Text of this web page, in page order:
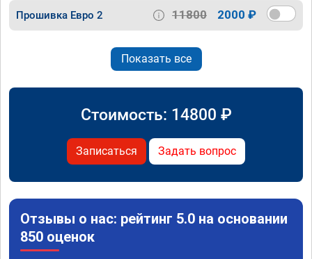
Прошивка Евро 2 11800 2000 ₽
Показать все
Стоимость: 14800 ₽
Записаться Задать вопрос
Отзывы о нас: рейтинг 5.0 на основании
850 оценок